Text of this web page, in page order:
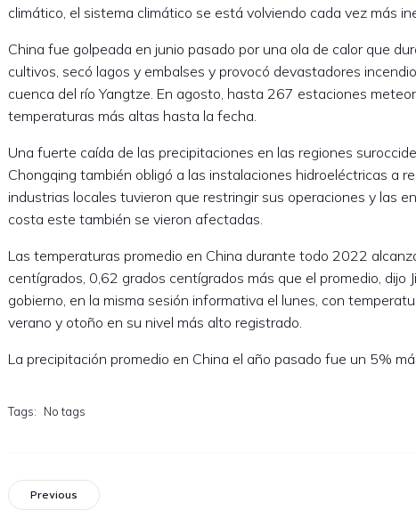
climático, el sistema climático se está volviendo cada vez más
China fue golpeada en junio pasado por una ola de calor que
cultivos, secó lagos y embalses y provocó devastadores
cuenca del río Yangtze. En agosto, hasta 267 estaciones
temperaturas más altas hasta la fecha.
Una fuerte caída de las precipitaciones en las regiones
Chongqing también obligó a las instalaciones hidroeléctricas a
industrias locales tuvieron que restringir sus operaciones y las
costa este también se vieron afectadas.
Las temperaturas promedio en China durante todo 2022
centígrados, 0,62 grados centígrados más que el promedio, dijo
gobierno, en la misma sesión informativa el lunes, con
verano y otoño en su nivel más alto registrado.
La precipitación promedio en China el año pasado fue un 5%
Tags: No tags
Previous